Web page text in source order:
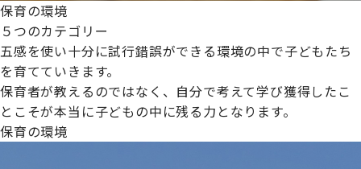
保育の環境
５つのカテゴリー
五感を使い十分に試行錯誤ができる環境の中で子どもたち
を育てていきます。
保育者が教えるのではなく、自分で考えて学び獲得したこ
とこそが本当に子どもの中に残る力となります。
保育の環境